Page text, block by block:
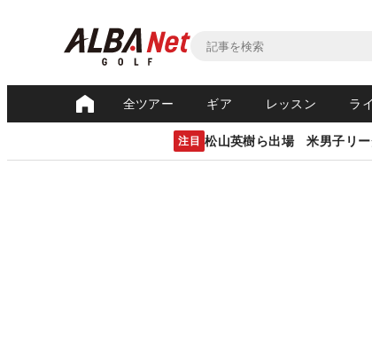
全ツアー ギア レッスン ラ
注目 松山英樹ら出場 米男子リー